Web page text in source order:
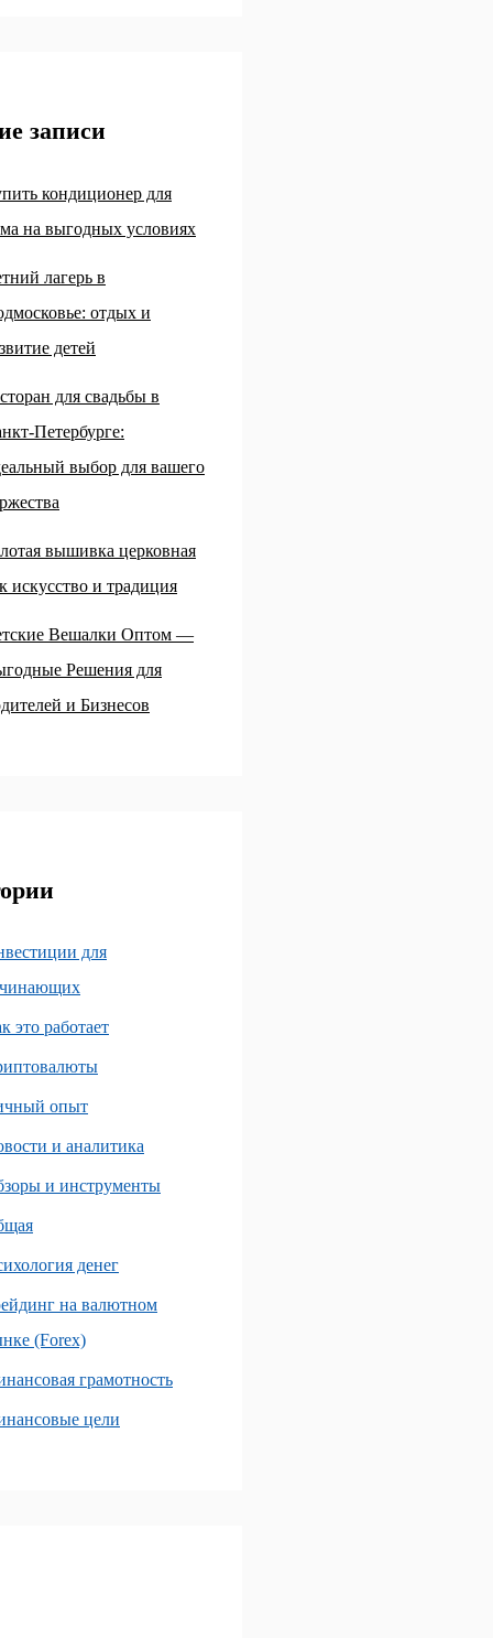
записи
кондиционер для
на выгодных условиях
лагерь в
отдых и
детей
для свадьбы в
Петербурге:
выбор для вашего
вышивка церковная
искусство и традиция
Вешалки Оптом —
Решения для
и Бизнесов
для
это работает
опыт
и аналитика
и инструменты
денег
на валютном
(Forex)
грамотность
цели